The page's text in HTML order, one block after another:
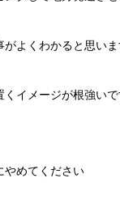
よくわかると思いま
イメージが根強い
やめてください